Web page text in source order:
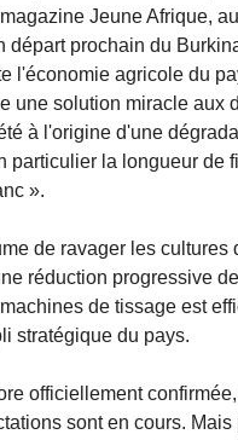
Jeune Afrique,
prochain du
l'économie agricole du
une solution miracle aux
à l'origine d'une
particulier la longueur de
».
de ravager les cultures
réduction progressive
de tissage est
stratégique du pays.
officiellement
sont en cours.